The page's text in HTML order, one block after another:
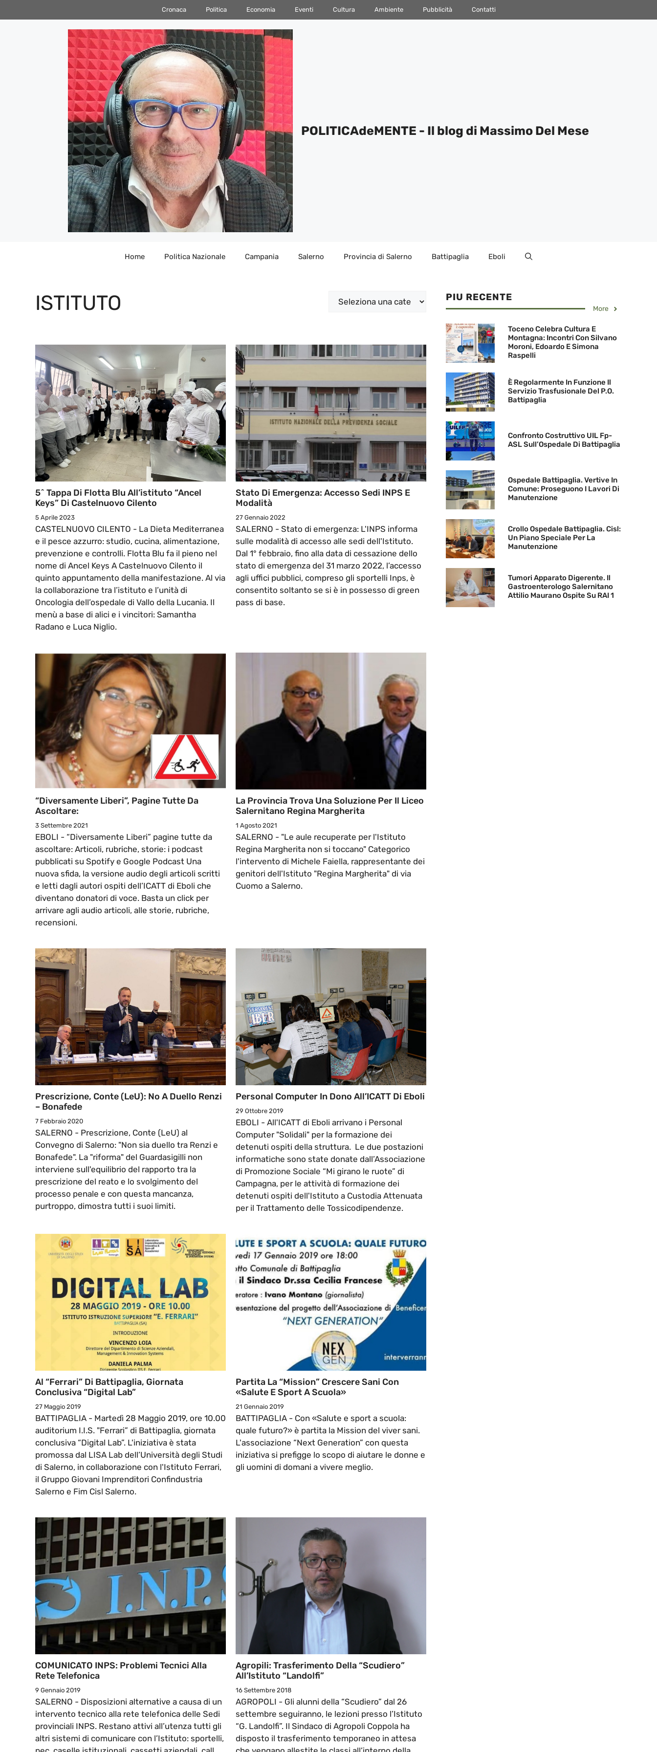
al
Cronaca Politica Economia Eventi Cultura Ambiente Pubblicità Contatti
POLITICAdeMENTE - Il blog di Massimo Del Mese
Home Politica Nazionale Campania Salerno Provincia di Salerno Battipaglia Eboli
ISTITUTO Categorie
5^ Tappa Di Flotta Blu All’istituto “Ancel
Keys” Di Castelnuovo Cilento
5 Aprile 2023
CASTELNUOVO CILENTO - La Dieta Mediterranea
e il pesce azzurro: studio, cucina, alimentazione,
prevenzione e controlli. Flotta Blu fa il pieno nel
nome di Ancel Keys A Castelnuovo Cilento il
quinto appuntamento della manifestazione. Al via
la collaborazione tra l’istituto e l’unità di
Oncologia dell’ospedale di Vallo della Lucania. Il
menù a base di alici e i vincitori: Samantha
Radano e Luca Niglio.
Stato Di Emergenza: Accesso Sedi INPS E
Modalità
27 Gennaio 2022
SALERNO - Stato di emergenza: L'INPS informa
sulle modalità di accesso alle sedi dell'Istituto.
Dal 1° febbraio, fino alla data di cessazione dello
stato di emergenza del 31 marzo 2022, l’accesso
agli uffici pubblici, compreso gli sportelli Inps, è
consentito soltanto se si è in possesso di green
pass di base.
“Diversamente Liberi”, Pagine Tutte Da
Ascoltare:
3 Settembre 2021
EBOLI - “Diversamente Liberi” pagine tutte da
ascoltare: Articoli, rubriche, storie: i podcast
pubblicati su Spotify e Google Podcast Una
nuova sfida, la versione audio degli articoli scritti
e letti dagli autori ospiti dell’ICATT di Eboli che
diventano donatori di voce. Basta un click per
arrivare agli audio articoli, alle storie, rubriche,
recensioni.
La Provincia Trova Una Soluzione Per Il Liceo
Salernitano Regina Margherita
1 Agosto 2021
SALERNO - "Le aule recuperate per l'Istituto
Regina Margherita non si toccano" Categorico
l'intervento di Michele Faiella, rappresentante dei
genitori dell'Istituto "Regina Margherita" di via
Cuomo a Salerno.
Prescrizione, Conte (LeU): No A Duello Renzi
– Bonafede
7 Febbraio 2020
SALERNO - Prescrizione, Conte (LeU) al
Convegno di Salerno: "Non sia duello tra Renzi e
Bonafede". La "riforma" del Guardasigilli non
interviene sull'equilibrio del rapporto tra la
prescrizione del reato e lo svolgimento del
processo penale e con questa mancanza,
purtroppo, dimostra tutti i suoi limiti.
Personal Computer In Dono All’ICATT Di Eboli
29 Ottobre 2019
EBOLI - All'ICATT di Eboli arrivano i Personal
Computer "Solidali" per la formazione dei
detenuti ospiti della struttura. Le due postazioni
informatiche sono state donate dall’Associazione
di Promozione Sociale “Mi girano le ruote” di
Campagna, per le attività di formazione dei
detenuti ospiti dell'Istituto a Custodia Attenuata
per il Trattamento delle Tossicodipendenze.
Al “Ferrari” Di Battipaglia, Giornata
Conclusiva “Digital Lab”
27 Maggio 2019
BATTIPAGLIA - Martedì 28 Maggio 2019, ore 10.00
auditorium I.I.S. "Ferrari” di Battipaglia, giornata
conclusiva “Digital Lab”. L'iniziativa è stata
promossa dal LISA Lab dell’Università degli Studi
di Salerno, in collaborazione con l'Istituto Ferrari,
il Gruppo Giovani Imprenditori Confindustria
Salerno e Fim Cisl Salerno.
Partita La “mission” Crescere Sani Con
«Salute E Sport A Scuola»
21 Gennaio 2019
BATTIPAGLIA - Con «Salute e sport a scuola:
quale futuro?» è partita la Mission del viver sani.
L'associazione “Next Generation” con questa
iniziativa si prefigge lo scopo di aiutare le donne e
gli uomini di domani a vivere meglio.
COMUNICATO INPS: Problemi Tecnici Alla
Rete Telefonica
9 Gennaio 2019
SALERNO - Disposizioni alternative a causa di un
intervento tecnico alla rete telefonica delle Sedi
provinciali INPS. Restano attivi all’utenza tutti gli
altri sistemi di comunicare con l’Istituto: sportelli,
Agropili: Trasferimento Della “Scudiero”
All’Istituto “Landolfi”
16 Settembre 2018
AGROPOLI - Gli alunni della “Scudiero” dal 26
settembre seguiranno, le lezioni presso l’Istituto
“G. Landolfi”. Il Sindaco di Agropoli Coppola ha
disposto il trasferimento temporaneo in attesa
PIU RECENTE
More
Toceno Celebra Cultura E
Montagna: Incontri Con Silvano
Moroni, Edoardo E Simona
Raspelli
È Regolarmente In Funzione Il
Servizio Trasfusionale Del P.O.
Battipaglia
Confronto Costruttivo UIL Fp-
ASL Sull’Ospedale Di Battipaglia
Ospedale Battipaglia. Vertive In
Comune: Proseguono I Lavori Di
Manutenzione
Crollo Ospedale Battipaglia. Cisl:
Un Piano Speciale Per La
Manutenzione
Tumori Apparato Digerente. Il
Gastroenterologo Salernitano
Attilio Maurano Ospite Su RAI 1